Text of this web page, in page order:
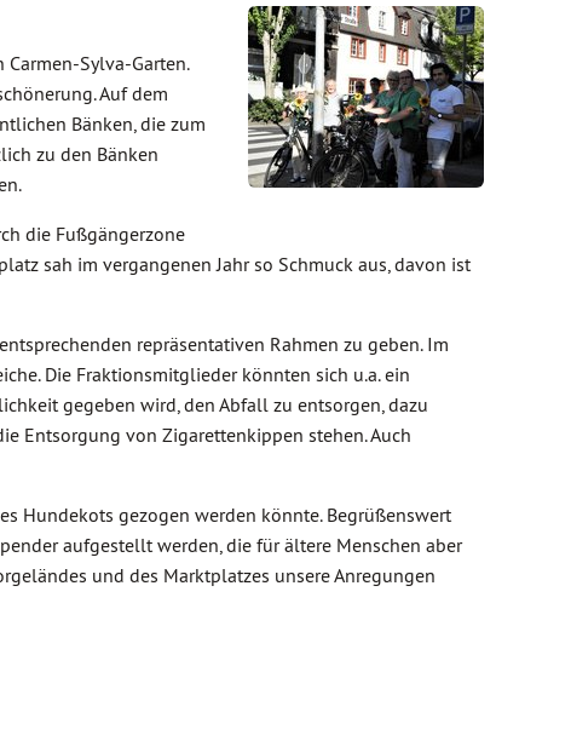
Sylva-Garten.
Auf dem
Bänken, die zum
zu den Bänken
die Fußgängerzone
sah im vergangenen Jahr so Schmuck aus, davon ist
repräsentativen Rahmen zu geben. Im
Die Fraktionsmitglieder könnten sich u.a. ein
gegeben wird, den Abfall zu entsorgen, dazu
Entsorgung von Zigarettenkippen stehen. Auch
Hundekots gezogen werden könnte. Begrüßenswert
aufgestellt werden, die für ältere Menschen aber
und des Marktplatzes unsere Anregungen